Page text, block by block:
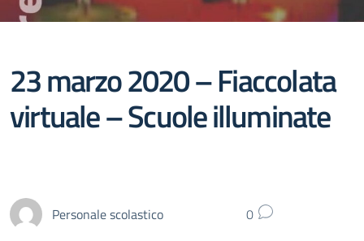
23 marzo 2020 – Fiaccolata
virtuale – Scuole illuminate
Personale scolastico 0